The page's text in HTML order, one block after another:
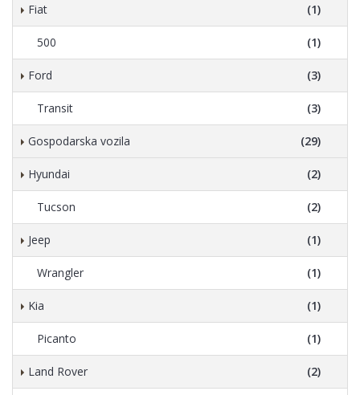
Fiat (1)
500 (1)
Ford (3)
Transit (3)
Gospodarska vozila (29)
Hyundai (2)
Tucson (2)
Jeep (1)
Wrangler (1)
Kia (1)
Picanto (1)
Land Rover (2)